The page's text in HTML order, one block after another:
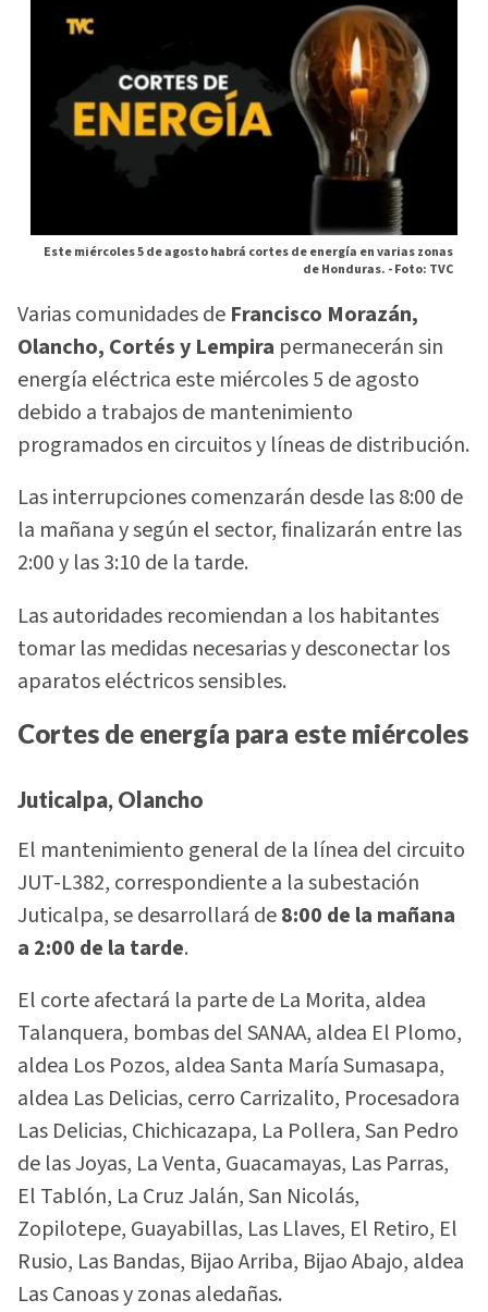
Este miércoles 5 de agosto habrá cortes de energía en varias zonas
de Honduras. -Foto: TVC
Varias comunidades de Francisco Morazán,
Olancho, Cortés y Lempira permanecerán sin
energía eléctrica este miércoles 5 de agosto
debido a trabajos de mantenimiento
programados en circuitos y líneas de distribución.
Las interrupciones comenzarán desde las 8:00 de
la mañana y según el sector, finalizarán entre las
2:00 y las 3:10 de la tarde.
Las autoridades recomiendan a los habitantes
tomar las medidas necesarias y desconectar los
aparatos eléctricos sensibles.
Cortes de energía para este miércoles
Juticalpa, Olancho
El mantenimiento general de la línea del circuito
JUT-L382, correspondiente a la subestación
Juticalpa, se desarrollará de8:00 de la mañana
a 2:00 de la tarde.
El corte afectará la parte de La Morita, aldea
Talanquera, bombas del SANAA, aldea El Plomo,
aldea Los Pozos, aldea Santa María Sumasapa,
aldea Las Delicias, cerro Carrizalito, Procesadora
Las Delicias, Chichicazapa, La Pollera, San Pedro
de las Joyas, La Venta, Guacamayas, Las Parras,
El Tablón, La Cruz Jalán, San Nicolás,
Zopilotepe, Guayabillas, Las Llaves, El Retiro, El
Rusio, Las Bandas, Bijao Arriba, Bijao Abajo, aldea
Las Canoas y zonas aledañas.